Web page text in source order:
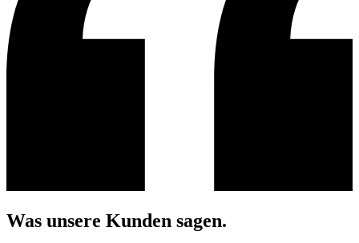
Was unsere Kunden sagen.